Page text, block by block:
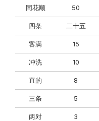
同花顺 50
四条 二十五
客满 15
冲洗 10
直的 8
三条 5
两对 3